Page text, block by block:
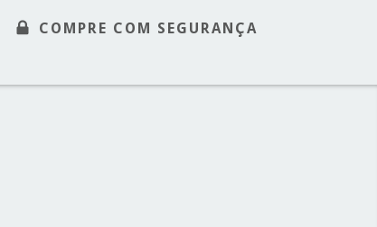
COMPRE COM SEGURANÇA